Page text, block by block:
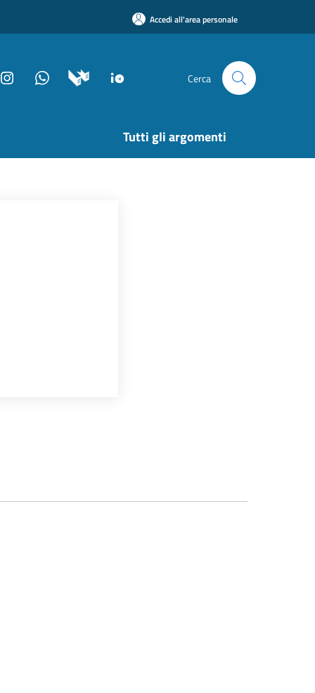
Accedi all'area personale
Cerca
Tutti gli argomenti